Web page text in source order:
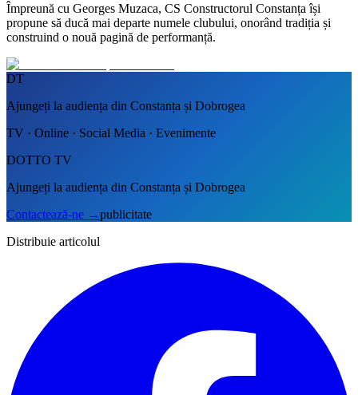
Împreună cu Georges Muzaca, CS Constructorul Constanța își
propune să ducă mai departe numele clubului, onorând tradiția și
construind o nouă pagină de performanță.
DT
Ajungeți la audiența din Constanța și Dobrogea
TV · Online · Social Media · Evenimente
DOTTO TV
Ajungeți la audiența din Constanța și Dobrogea
Contactează-ne →publicitate
Distribuie articolul